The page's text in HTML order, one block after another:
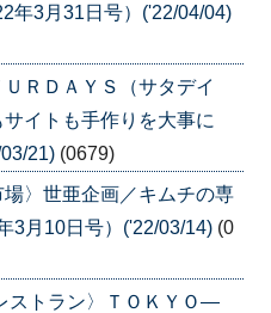
年3月31日号）('22/04/04)
ＲＤＡＹＳ（サタデイ
イトも手作りを大事に
21) (0679)
〉世亜企画／キムチの専
3月10日号）('22/03/14) (0
ストラン〉ＴＯＫＹＯ―